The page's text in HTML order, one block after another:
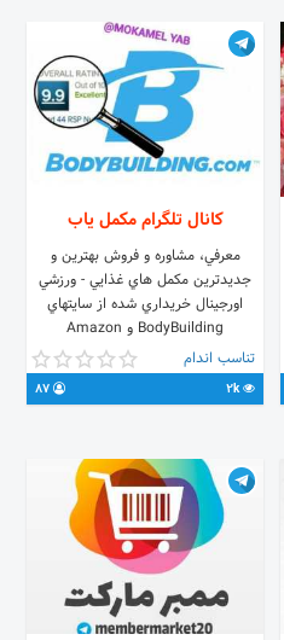
کانال تلگرام مکمل ياب
معرفي، مشاوره و فروش بهترين و
جديدترين مکمل هاي غذايي - ورزشي
اورجينال خريداري شده از سايتهاي
BodyBuilding و Amazon
تناسب اندام
2k